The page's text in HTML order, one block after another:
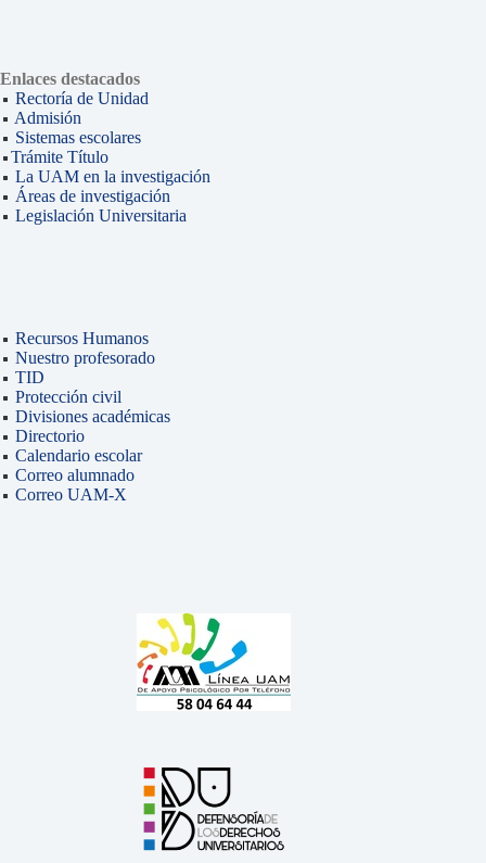
Enlaces destacados
Rectoría de Unidad
Admisión
Sistemas escolares
Trámite Título
La UAM en la investigación
Áreas de investigación
Legislación Universitaria
Recursos Humanos
Nuestro profesorado
TID
Protección civil
Divisiones académicas
Directorio
Calendario escolar
Correo alumnado
Correo UAM-X